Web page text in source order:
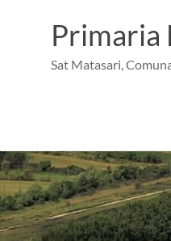
Primaria
Sat Matasari,